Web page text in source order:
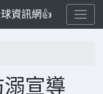
資訊網👍
宣導